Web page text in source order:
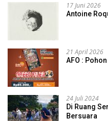
17 Juni 2026
Antoine
21 April 2026
AFO :
24 Juli 2024
Di Ruang
Bersuara